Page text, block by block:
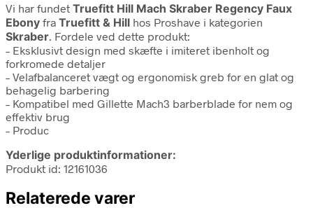
Vi har fundet Truefitt Hill Mach Skraber Regency Faux
Ebony fra Truefitt & Hill hos Proshave i kategorien
Skraber. Fordele ved dette produkt:
– Eksklusivt design med skæfte i imiteret ibenholt og
forkromede detaljer
– Velafbalanceret vægt og ergonomisk greb for en glat og
behagelig barbering
– Kompatibel med Gillette Mach3 barberblade for nem og
effektiv brug
– Produc
Yderlige produktinformationer:
Produkt id: 12161036
Relaterede varer